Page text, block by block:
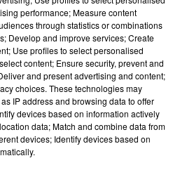
bientôt enLorraine
de cette action
17,17°Cenregistrés, la
été la plus chaude
mondial.
de la Santé et de la
les gestes
la vague de chaleur de
performance; Measure content
through statistics or combinations
Develop and improve services; Create
Use profiles to select personalised
content; Ensure security, prevent and
and present advertising and content;
choices. These technologies may
IP address and browsing data to offer
devices based on information actively
data; Match and combine data from
devices; Identify devices based on